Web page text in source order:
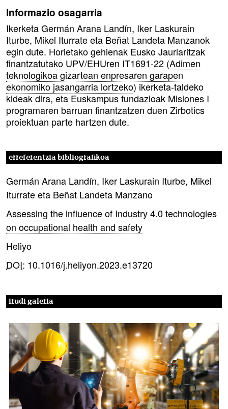
Informazio osagarria
Ikerketa Germán Arana Landín, Iker Laskurain
Iturbe, Mikel Iturrate eta Beñat Landeta Manzanok
egin dute. Horietako gehienak Eusko Jaurlaritzak
finantzatutako UPV/EHUren IT1691-22 (Adimen
teknologikoa gizartean enpresaren garapen
ekonomiko jasangarria lortzeko) ikerketa-taldeko
kideak dira, eta Euskampus fundazioak Misiones I
programaren barruan finantzatzen duen Zirbotics
proiektuan parte hartzen dute.
erreferentzia bibliografikoa
Germán Arana Landín, Iker Laskurain Iturbe, Mikel
Iturrate eta Beñat Landeta Manzano
Assessing the influence of Industry 4.0 technologies
on occupational health and safety
Heliyo
DOI: 10.1016/j.heliyon.2023.e13720
irudi galeria